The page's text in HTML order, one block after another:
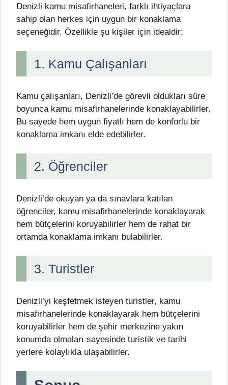
Denizli kamu misafirhaneleri, farklı ihtiyaçlara
sahip olan herkes için uygun bir konaklama
seçeneğidir. Özellikle şu kişiler için idealdir:
1. Kamu Çalışanları
Kamu çalışanları, Denizli’de görevli oldukları süre
boyunca kamu misafirhanelerinde konaklayabilirler.
Bu sayede hem uygun fiyatlı hem de konforlu bir
konaklama imkanı elde edebilirler.
2. Öğrenciler
Denizli’de okuyan ya da sınavlara katılan
öğrenciler, kamu misafirhanelerinde konaklayarak
hem bütçelerini koruyabilirler hem de rahat bir
ortamda konaklama imkanı bulabilirler.
3. Turistler
Denizli’yi keşfetmek isteyen turistler, kamu
misafirhanelerinde konaklayarak hem bütçelerini
koruyabilirler hem de şehir merkezine yakın
konumda olmaları sayesinde turistik ve tarihi
yerlere kolaylıkla ulaşabilirler.